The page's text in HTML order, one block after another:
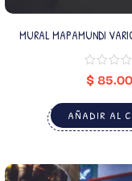
MURAL MAPAMUNDI
$
AÑADIR AL